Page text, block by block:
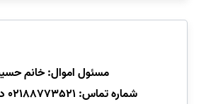
مسئول اموال: خانم
شماره تماس: 02188773521 داخلی 125